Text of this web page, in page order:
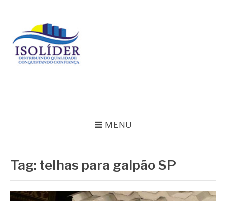
conteúdo
MENU
Tag: telhas para galpão SP